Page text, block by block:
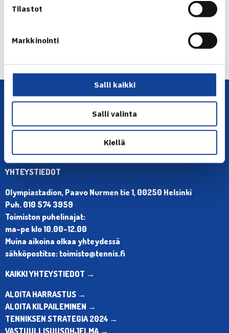
Tilastot
Markkinointi
Salli kaikki
Salli valinta
Kiellä
← Edellinen
Seuraava uutinen: V.Tuomi ja Julin… →
YHTEYSTIEDOT
Olympiastadion, Paavo Nurmen tie 1, 00250 Helsinki
Puh. 010 574 3959
Toimiston puhelinajat:
ma-pe klo 10.00-12.00
Muina aikoina olkaa yhteydessä
sähköpostitse: toimisto@tennis.fi
KAIKKI YHTEYSTIEDOT →
ALOITA HARRASTUS →
ALOITA KILPAILEMINEN →
TENNIKSEN STRATEGIA 2024 →
VASTUULLISUUSOHJELMA →